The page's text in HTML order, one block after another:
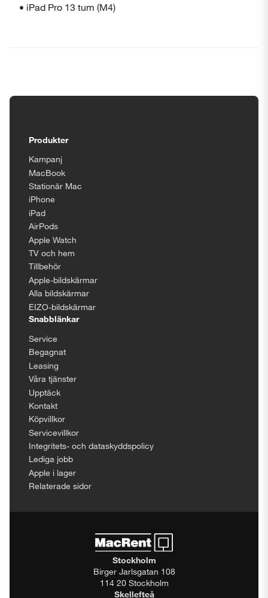
• iPad Pro 13 tum (M4)
Produkter
Kampanj
MacBook
Stationär Mac
iPhone
iPad
AirPods
Apple Watch
TV och hem
Tillbehör
Apple-bildskärmar
Alla bildskärmar
EIZO-bildskärmar
Snabblänkar
Service
Begagnat
Leasing
Våra tjänster
Upptäck
Kontakt
Köpvillkor
Servicevillkor
Integritets- och dataskyddspolicy
Lediga jobb
Apple i lager
Relaterade sidor
Stockholm
Birger Jarlsgatan 108
114 20 Stockholm
Skellefteå